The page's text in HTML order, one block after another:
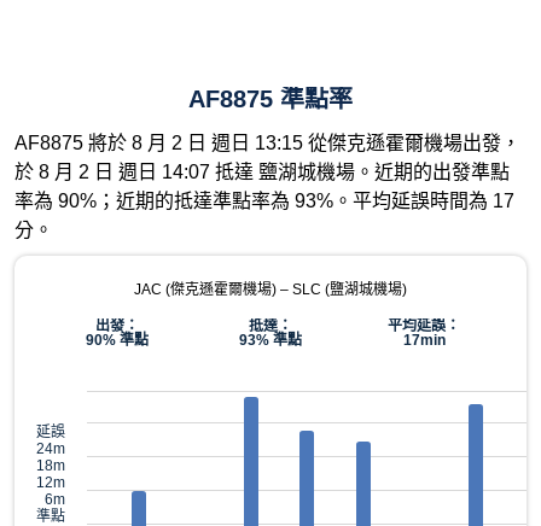
AF8875 準點率
AF8875 將於 8 月 2 日 週日 13:15 從傑克遜霍爾機場出發，
於 8 月 2 日 週日 14:07 抵達 鹽湖城機場。近期的出發準點
率為 90%；近期的抵達準點率為 93%。平均延誤時間為 17
分。
JAC (傑克遜霍爾機場) – SLC (鹽湖城機場)
出發：
90% 準點
抵達：
93% 準點
平均延誤：
17min
延誤
24m
18m
12m
6m
準點